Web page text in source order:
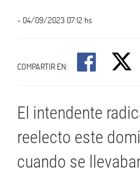
- 04/09/2023 07:12 hs
COMPARTIR EN:
El intendente
reelecto este
cuando se